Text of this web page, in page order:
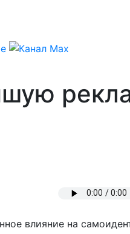
влияние на